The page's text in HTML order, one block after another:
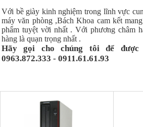
Với bề giày kinh nghiệm trong lĩnh vực
máy văn phòng ,Bách Khoa cam kết
phẩm tuyệt vời nhất . Với phương châm
hàng là quạn trọng nhất .
Hãy gọi cho chúng tôi để
0963.872.333 - 0911.61.61.93